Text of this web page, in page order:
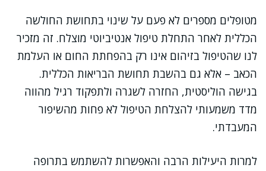
מטופלים מספרים לא פעם על שינוי בתחושת החולשה
הכללית לאחר התחלת טיפול אנטיביוטי מוצלח. זה מזכיר
לנו שהטיפול בזיהום אינו רק בהפחתת החום או העלמת
הכאב – אלא גם בהשבת תחושת הבריאות הכללית.
בגישה הוליסטית, החזרה לשגרה ולתפקוד רגיל מהווה
מדד משמעותי להצלחת הטיפול לא פחות מהשיפור
המעבדתי.
למרות היעילות הרבה והאפשרות להשתמש בתרופה